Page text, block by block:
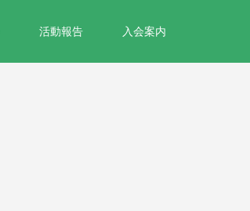
活動報告 入会案内